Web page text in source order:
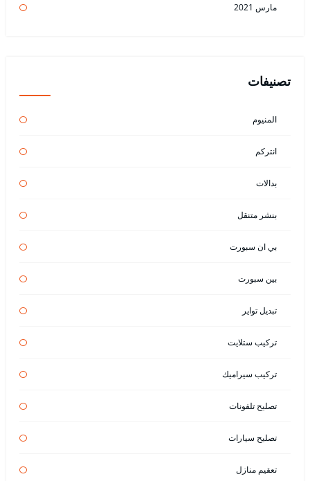
مارس 2021
تصنيفات
المنيوم
انتركم
بدالات
بنشر متنقل
بي ان سبورت
بين سبورت
تبديل تواير
تركيب ستلايت
تركيب سيراميك
تصليح تلفونات
تصليح سيارات
تعقيم منازل